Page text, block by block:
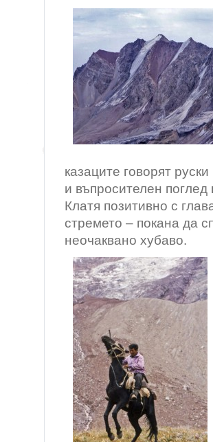
казаците говорят
и въпросителен
Клатя позитивно с
стремето – покана да
неочаквано хубаво.